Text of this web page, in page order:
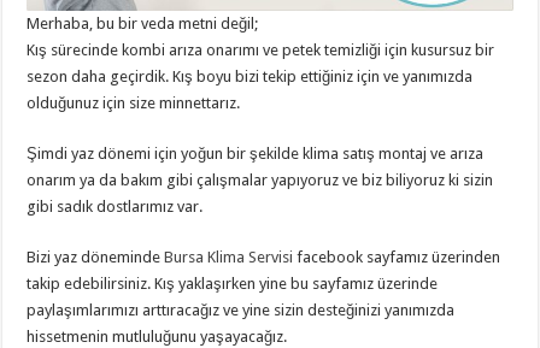
Merhaba, bu bir veda metni değil;
Kış sürecinde kombi arıza onarımı ve petek temizliği için kusursuz bir
sezon daha geçirdik. Kış boyu bizi tekip ettiğiniz için ve yanımızda
olduğunuz için size minnettarız.
Şimdi yaz dönemi için yoğun bir şekilde klima satış montaj ve arıza
onarım ya da bakım gibi çalışmalar yapıyoruz ve biz biliyoruz ki sizin
gibi sadık dostlarımız var.
Bizi yaz dönemindeBursa Klima Servisi facebook sayfamız üzerinden
takip edebilirsiniz. Kış yaklaşırken yine bu sayfamız üzerinde
paylaşımlarımızı arttıracağız ve yine sizin desteğinizi yanımızda
hissetmenin mutluluğunu yaşayacağız.